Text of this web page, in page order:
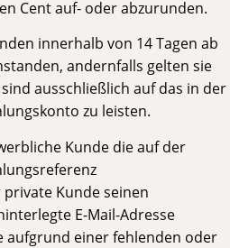
Cent auf- oder abzurunden.
innerhalb von 14 Tagen ab
andernfalls gelten sie
ausschließlich auf das in der
zu leisten.
Kunde die auf der
Kunde seinen
E-Mail-Adresse
aufgrund einer fehlenden oder